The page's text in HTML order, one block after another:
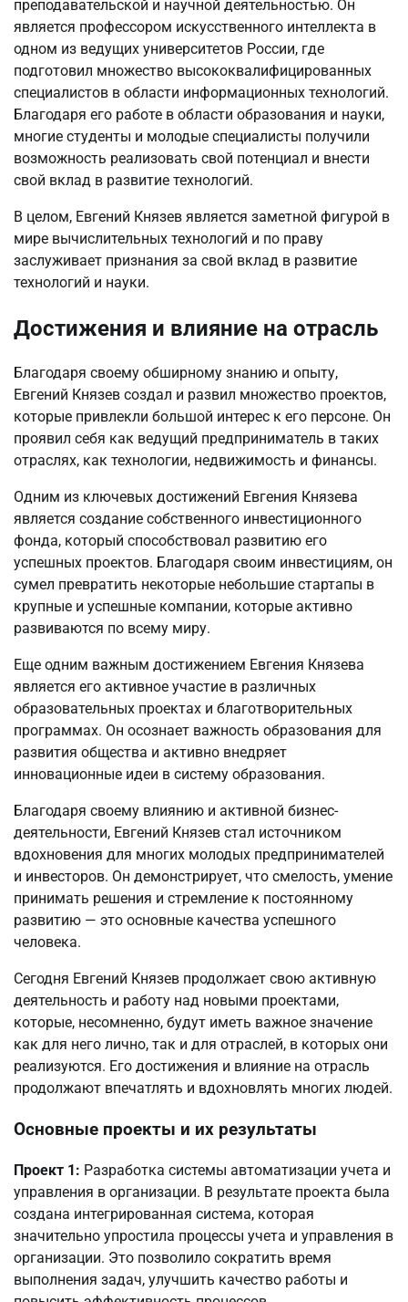
преподавательской и научной деятельностью. Он
является профессором искусственного интеллекта в
одном из ведущих университетов России, где
подготовил множество высококвалифицированных
специалистов в области информационных технологий.
Благодаря его работе в области образования и науки,
многие студенты и молодые специалисты получили
возможность реализовать свой потенциал и внести
свой вклад в развитие технологий.
В целом, Евгений Князев является заметной фигурой в
мире вычислительных технологий и по праву
заслуживает признания за свой вклад в развитие
технологий и науки.
Достижения и влияние на отрасль
Благодаря своему обширному знанию и опыту,
Евгений Князев создал и развил множество проектов,
которые привлекли большой интерес к его персоне. Он
проявил себя как ведущий предприниматель в таких
отраслях, как технологии, недвижимость и финансы.
Одним из ключевых достижений Евгения Князева
является создание собственного инвестиционного
фонда, который способствовал развитию его
успешных проектов. Благодаря своим инвестициям, он
сумел превратить некоторые небольшие стартапы в
крупные и успешные компании, которые активно
развиваются по всему миру.
Еще одним важным достижением Евгения Князева
является его активное участие в различных
образовательных проектах и благотворительных
программах. Он осознает важность образования для
развития общества и активно внедряет
инновационные идеи в систему образования.
Благодаря своему влиянию и активной бизнес-
деятельности, Евгений Князев стал источником
вдохновения для многих молодых предпринимателей
и инвесторов. Он демонстрирует, что смелость, умение
принимать решения и стремление к постоянному
развитию — это основные качества успешного
человека.
Сегодня Евгений Князев продолжает свою активную
деятельность и работу над новыми проектами,
которые, несомненно, будут иметь важное значение
как для него лично, так и для отраслей, в которых они
реализуются. Его достижения и влияние на отрасль
продолжают впечатлять и вдохновлять многих людей.
Основные проекты и их результаты
Проект 1: Разработка системы автоматизации учета и
управления в организации. В результате проекта была
создана интегрированная система, которая
значительно упростила процессы учета и управления в
организации. Это позволило сократить время
выполнения задач, улучшить качество работы и